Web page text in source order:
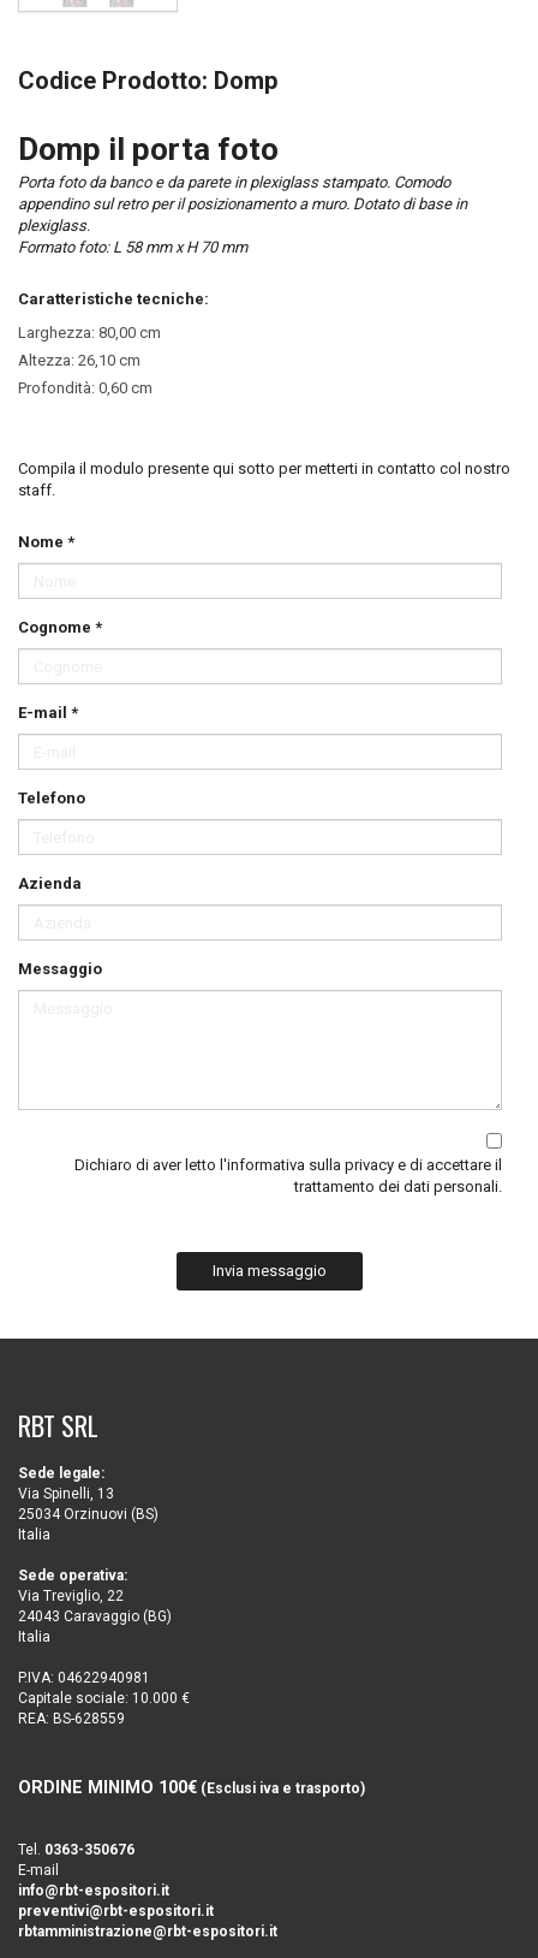
Codice Prodotto: Domp
Domp il porta foto
Porta foto da banco e da parete in plexiglass stampato. Comodo
appendino sul retro per il posizionamento a muro. Dotato di base in
plexiglass.
Formato foto: L 58 mm x H 70 mm
Caratteristiche tecniche:
Larghezza: 80,00 cm
Altezza: 26,10 cm
Profondità: 0,60 cm
Compila il modulo presente qui sotto per metterti in contatto col nostro
staff.
Nome *
Cognome *
E-mail *
Telefono
Azienda
Messaggio
Dichiaro di aver letto l'informativa sulla privacy e di accettare il
trattamento dei dati personali.
Invia messaggio
RBT SRL
Sede legale:
Via Spinelli, 13
25034 Orzinuovi (BS)
Italia
Sede operativa:
Via Treviglio, 22
24043 Caravaggio (BG)
Italia
P.IVA: 04622940981
Capitale sociale: 10.000 €
REA: BS-628559
ORDINE MINIMO 100€ (Esclusi iva e trasporto)
Tel. 0363-350676
E-mail
info@rbt-espositori.it
preventivi@rbt-espositori.it
rbtamministrazione@rbt-espositori.it